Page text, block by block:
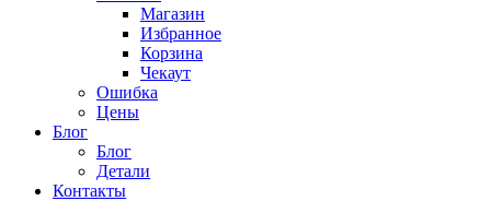
Магазин
Избранное
Корзина
Чекаут
Ошибка
Цены
Блог
Блог
Детали
Контакты